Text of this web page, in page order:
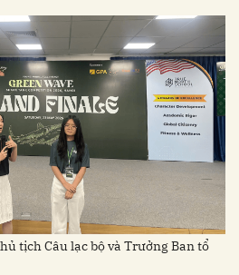
tịch Câu lạc bộ và Trưởng Ban tổ